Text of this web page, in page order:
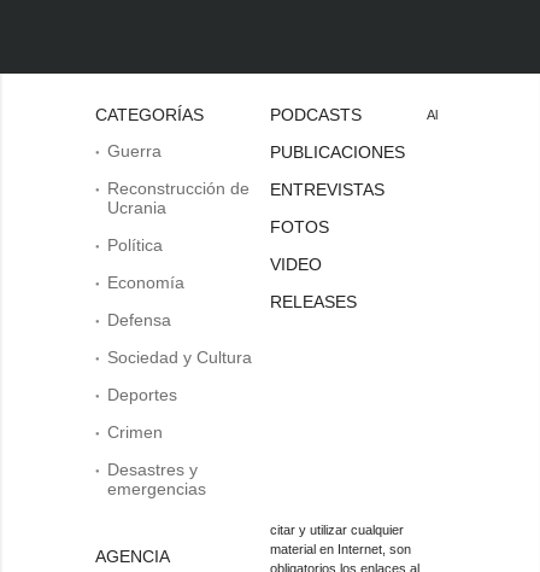
CATEGORÍAS
Guerra
Reconstrucción de
Ucrania
Política
Economía
Defensa
Sociedad y Cultura
Deportes
Crimen
Desastres y
emergencias
AGENCIA
PODCASTS
PUBLICACIONES
ENTREVISTAS
FOTOS
VIDEO
RELEASES
Al
citar y utilizar cualquier
material en Internet, son
obligatorios los enlaces al